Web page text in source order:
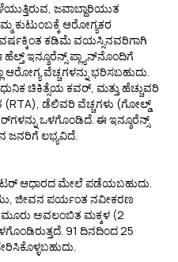
ಜವಾಬ್ದಾರಿಯುತ
ಕುಟುಂಬಕ್ಕೆ ಆರೋಗ್ಯಕರ
ಕಡಿಮೆ ವಯಸ್ಸಿನವರಿಗಾಗಿ
ಇನ್ಶೂರೆನ್ಸ್ ಪ್ಲ್ಯಾನ್‌ನೊಂದಿಗೆ
ಆರೋಗ್ಯ ವೆಚ್ಚಗಳನ್ನು ಭರಿಸಬಹುದು.
ಚಿಕಿತ್ಸೆಯ ಕವರ್, ಮತ್ತು ಹೆಚ್ಚುವರಿ
(RTA), ಡೆಲಿವರಿ ವೆಚ್ಚಗಳು (ಗೋಲ್ಡ್
ಒಳಗೊಂಡಿದೆ. ಈ ಇನ್ಶೂರೆನ್ಸ್
ಜನರಿಗೆ ಲಭ್ಯವಿದೆ.
ಆಧಾರದ ಮೇಲೆ ಪಡೆಯಬಹುದು.
ಜೀವನ ಪರ್ಯಂತ ನವೀಕರಣ
ಮೂರು ಅವಲಂಬಿತ ಮಕ್ಕಳ (2
91 ದಿನದಿಂದ 25